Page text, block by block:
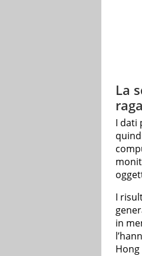
La
I dati
I
in
Hong